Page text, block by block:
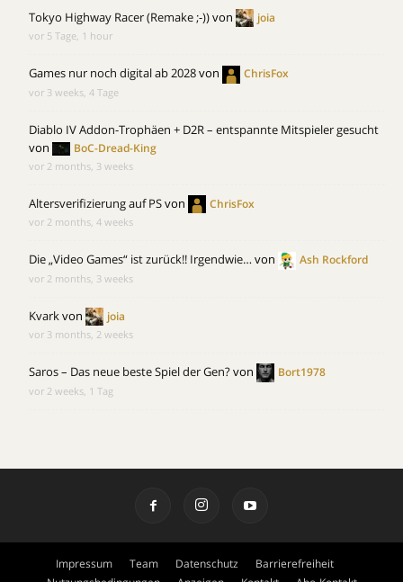
Tokyo Highway Racer (Remake ;-))von joia
vor 5 Tage, 1 hour
Games nur noch digital ab 2028von ChrisFox
vor 3 weeks, 4 Tage
Diablo IV Addon-Trophäen + D2R – entspannte Mitspieler gesucht
von
BoC-Dread-King
vor 2 months, 3 weeks
Altersverifizierung auf PSvon ChrisFox
vor 2 months, 4 weeks
Die „Video Games“ ist zurück!! Irgendwie…von Ash Rockford
vor 2 months, 3 weeks
Kvarkvon joia
vor 3 months, 2 weeks
Saros – Das neue beste Spiel der Gen?von Bort1978
vor 2 weeks, 1 Tag
Impressum Team Datenschutz
Barrierefreiheit